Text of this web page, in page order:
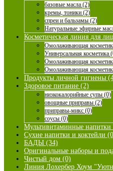
базовые масла (2)
кремы, тоники (2)
спреи и бальзамы (2)
Натуральные эфирные
Косметическая линия для
Омолаживающая
Универсальная косметика
Омолаживающая
Омолаживающая
Продукты личной гигиены
Здоровое питание (2)
низкокалорийные супы (0)
овощные приправы (2)
приправы-микс (0)
соусы (0)
Мультивитаминные
Сухие напитки и коктейли
БАДЫ (34)
Оригинальные наборы и
Чистый дом (0)
Линия Лохербер Хоум